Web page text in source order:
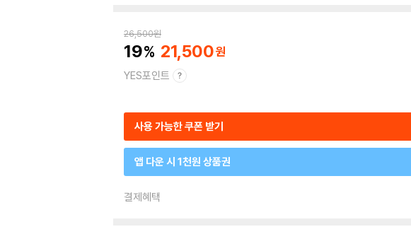
26,500원
19 21,500
YES포인트
사용 가능한 쿠폰 받기
앱 다운 시 1천원 상품권
결제혜택